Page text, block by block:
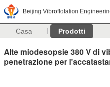
Beijing Vibroflotation
Casa Prodotti
Alte miodesopsie 380 V di
penetrazione per